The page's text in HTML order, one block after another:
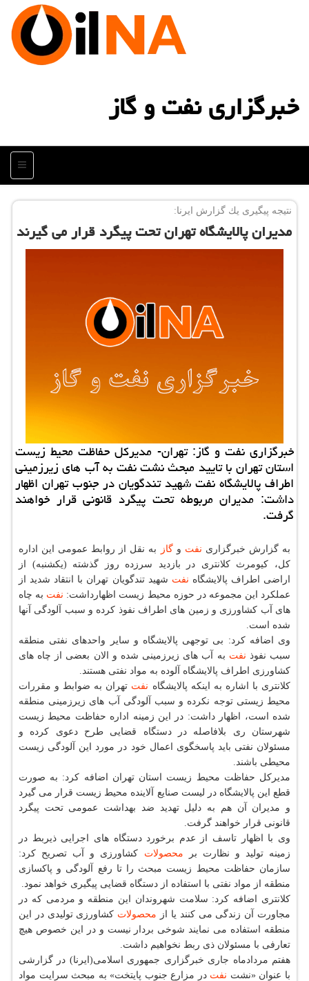
خبرگزاری نفت و گاز
منو
نتیجه پیگیری یك گزارش ایرنا:
مدیران پالایشگاه تهران تحت پیگرد قرار می گیرند
خبرگزاری نفت و گاز: تهران- مدیركل حفاظت محیط زیست
استان تهران با تایید مبحث نشت نفت به آب های زیرزمینی
اطراف پالایشگاه نفت شهید تندگویان در جنوب تهران اظهار
داشت: مدیران مربوطه تحت پیگرد قانونی قرار خواهند
گرفت.
به گزارش خبرگزاری نفت وگاز
به نقل از روابط عمومی این اداره
كل، كیومرث كلانتری در بازدید سرزده روز گذشته (یكشنبه) از
اراضی اطراف پالایشگاه نفت شهید تندگویان تهران با انتقاد شدید از
عملكرد این مجموعه در حوزه محیط زیست اظهارداشت: نفت به چاه
های آب كشاورزی و زمین های اطراف نفوذ كرده و سبب آلودگی آنها
شده است.
وی اضافه كرد: بی توجهی پالایشگاه و سایر واحدهای نفتی منطقه
سبب نفوذ نفت به آب های زیرزمینی شده و الان بعضی از چاه های
كشاورزی اطراف پالایشگاه آلوده به مواد نفتی هستند.
كلانتری با اشاره به اینكه پالایشگاه نفت تهران به ضوابط و مقررات
محیط زیستی توجه نكرده و سبب آلودگی آب های زیرزمینی منطقه
شده است، اظهار داشت: در این زمینه اداره حفاظت محیط زیست
شهرستان ری بلافاصله در دستگاه قضایی طرح دعوی كرده و
مسئولان نفتی باید پاسخگوی اعمال خود در مورد این آلودگی زیست
محیطی باشند.
مدیركل حفاظت محیط زیست استان تهران اضافه كرد: به صورت
قطع این پالایشگاه در لیست صنایع آلاینده محیط زیست قرار می گیرد
و مدیران آن هم به دلیل تهدید ضد بهداشت عمومی تحت پیگرد
قانونی قرار خواهند گرفت.
وی با اظهار تاسف از عدم برخورد دستگاه های اجرایی ذیربط در
زمینه تولید و نظارت بر محصولات كشاورزی و آب تصریح كرد:
سازمان حفاظت محیط زیست مبحث را تا رفع آلودگی و پاكسازی
منطقه از مواد نفتی با استفاده از دستگاه قضایی پیگیری خواهد نمود.
كلانتری اضافه كرد: سلامت شهروندان این منطقه و مردمی كه در
مجاورت آن زندگی می كنند یا از محصولات كشاورزی تولیدی در این
منطقه استفاده می نمایند شوخی بردار نیست و در این خصوص هیچ
تعارفی با مسئولان ذی ربط نخواهیم داشت.
هفتم مردادماه جاری خبرگزاری جمهوری اسلامی(ایرنا) در گزارشی
با عنوان «نشت نفت در مزارع جنوب پایتخت» به مبحث سرایت مواد